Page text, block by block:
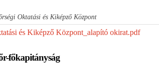
Oktatási és Kiképző Központ
és Kiképző Központ_alapító okirat.pdf
főkapitányság